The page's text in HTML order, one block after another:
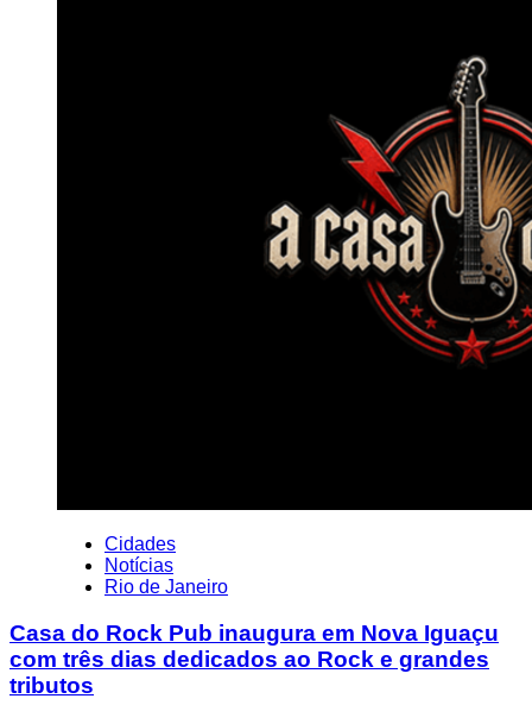
Cidades
Notícias
Rio de Janeiro
Casa do Rock Pub inaugura em Nova Iguaçu
com três dias dedicados ao Rock e grandes
tributos